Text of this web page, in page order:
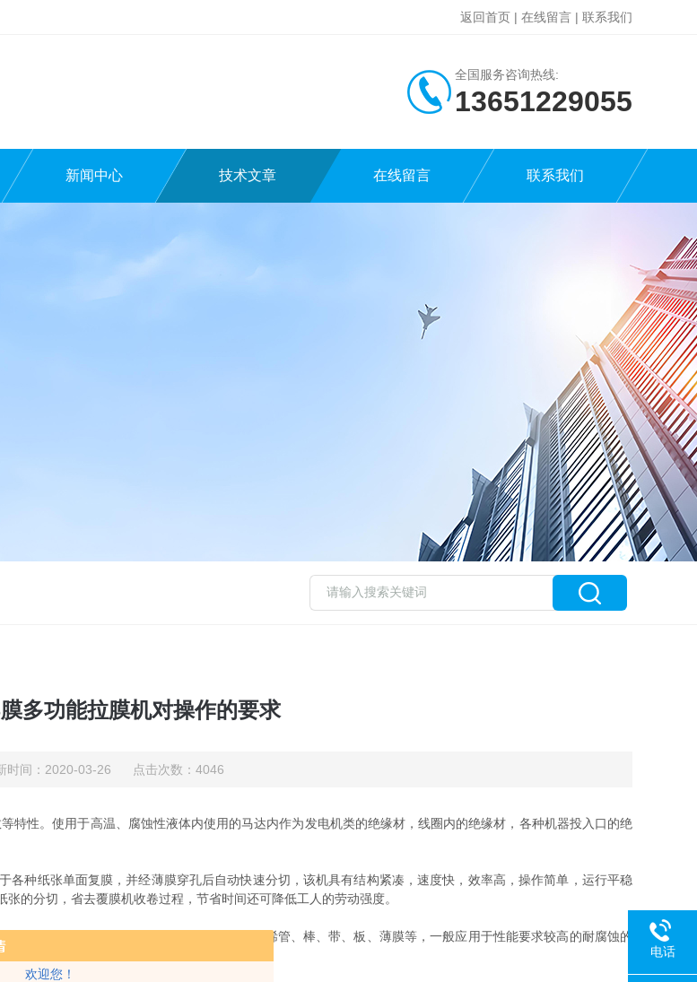
欢迎您！
返回首页 | 在线留言 | 联系我们
全国服务咨询热线:
13651229055
新闻中心 技术文章 在线留言 联系我们
多功能拉膜机对操作的要求
时间：2020-03-26 点击次数：4046
特性。使用于高温、腐蚀性液体内使用的马达内作为发电机类的绝缘材，线圈内的绝缘材，各种机器投入口的绝
种纸张单面复膜，并经薄膜穿孔后自动快速分切，该机具有结构紧凑，速度快，效率高，操作简单，运行平稳
的分切，省去覆膜机收卷过程，节省时间还可降低工人的劳动强度。
擦系数。用作工程塑料，可制成聚四氟乙烯管、棒、带、板、薄膜等，一般应用于性能要求较高的耐腐蚀的
电话